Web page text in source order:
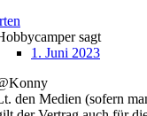
sagt
1. Juni 2023
den Medien (sofern